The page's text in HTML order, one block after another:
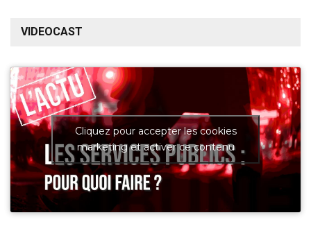
VIDEOCAST
Cliquez pour accepter les cookies
marketing et activer ce contenu